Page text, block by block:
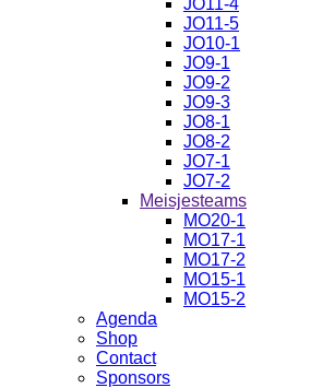
JO11-4
JO11-5
JO10-1
JO9-1
JO9-2
JO9-3
JO8-1
JO8-2
JO7-1
JO7-2
Meisjesteams
MO20-1
MO17-1
MO17-2
MO15-1
MO15-2
Agenda
Shop
Contact
Sponsors